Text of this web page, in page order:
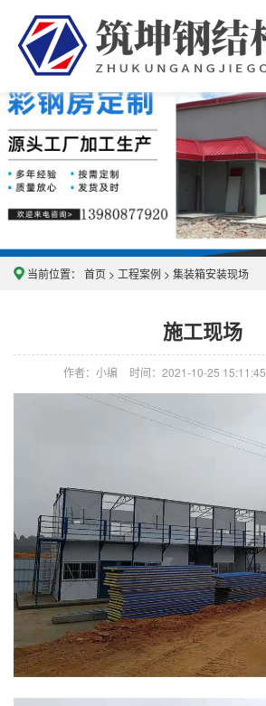
当前位置： 首页 > 工程案例 > 集装箱安装现场
施工现场
作者：小编 时间：2021-10-25 15:11:45